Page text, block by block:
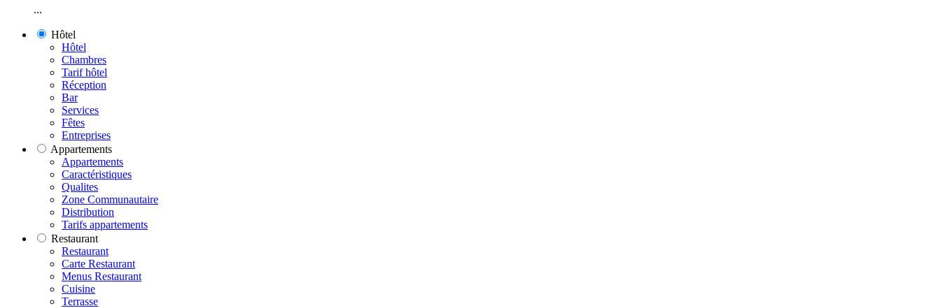
...
Hôtel
Hôtel
Chambres
Tarif hôtel
Réception
Bar
Services
Fêtes
Entreprises
Appartements
Appartements
Caractéristiques
Qualites
Zone Communautaire
Distribution
Tarifs appartements
Restaurant
Restaurant
Carte Restaurant
Menus Restaurant
Cuisine
Terrasse